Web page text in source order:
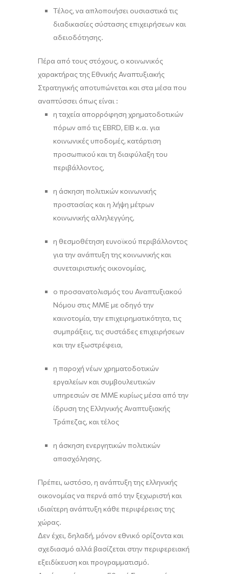
Τέλος, να απλοποιήσει ουσιαστικά τις
διαδικασίες σύστασης επιχειρήσεων και
αδειοδότησης.
Πέρα από τους στόχους, ο κοινωνικός
χαρακτήρας της Εθνικής Αναπτυξιακής
Στρατηγικής αποτυπώνεται και στα μέσα που
αναπτύσσει όπως είναι :
η ταχεία απορρόφηση χρηματοδοτικών
πόρων από τις EBRD, EIB κ.α. για
κοινωνικές υποδομές, κατάρτιση
προσωπικού και τη διαφύλαξη του
περιβάλλοντος,
η άσκηση πολιτικών κοινωνικής
προστασίας και η λήψη μέτρων
κοινωνικής αλληλεγγύης,
η θεσμοθέτηση ευνοϊκού περιβάλλοντος
για την ανάπτυξη της κοινωνικής και
συνεταιριστικής οικονομίας,
ο προσανατολισμός του Αναπτυξιακού
Νόμου στις ΜΜΕ με οδηγό την
καινοτομία, την επιχειρηματικότητα, τις
συμπράξεις, τις συστάδες επιχειρήσεων
και την εξωστρέφεια,
η παροχή νέων χρηματοδοτικών
εργαλείων και συμβουλευτικών
υπηρεσιών σε ΜΜΕ κυρίως μέσα από την
ίδρυση της Ελληνικής Αναπτυξιακής
Τράπεζας, και τέλος
η άσκηση ενεργητικών πολιτικών
απασχόλησης.
Πρέπει, ωστόσο, η ανάπτυξη της ελληνικής
οικονομίας να περνά από την ξεχωριστή και
ιδιαίτερη ανάπτυξη κάθε περιφέρειας της
χώρας.
Δεν έχει, δηλαδή, μόνον εθνικό ορίζοντα και
σχεδιασμό αλλά βασίζεται στην περιφερειακή
εξειδίκευση και προγραμματισμό.